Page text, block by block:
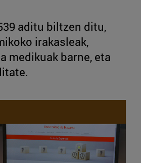
aditu biltzen ditu,
irakasleak,
medikuak barne, eta